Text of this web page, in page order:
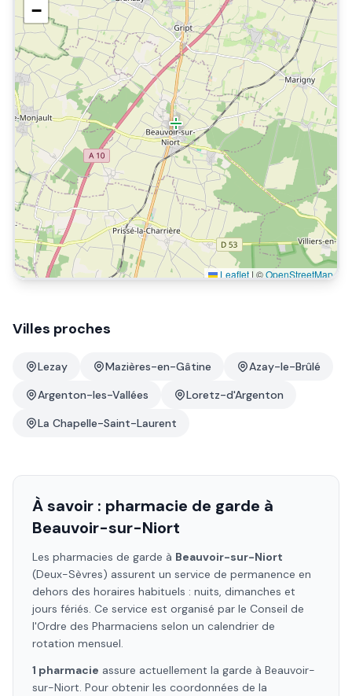
−
Leaflet | ©OpenStreetMap
Villes proches
Lezay Mazières-en-Gâtine
Azay-le-Brûlé
Argenton-les-Vallées
Loretz-d'Argenton
La Chapelle-Saint-Laurent
À savoir : pharmacie de garde à
Beauvoir-sur-Niort
Les pharmacies de garde à Beauvoir-sur-Niort
(Deux-Sèvres) assurent un service de permanence en
dehors des horaires habituels : nuits, dimanches et
jours fériés. Ce service est organisé par le Conseil de
l'Ordre des Pharmaciens selon un calendrier de
rotation mensuel.
1 pharmacie assure actuellement la garde à Beauvoir-
sur-Niort. Pour obtenir les coordonnées de la